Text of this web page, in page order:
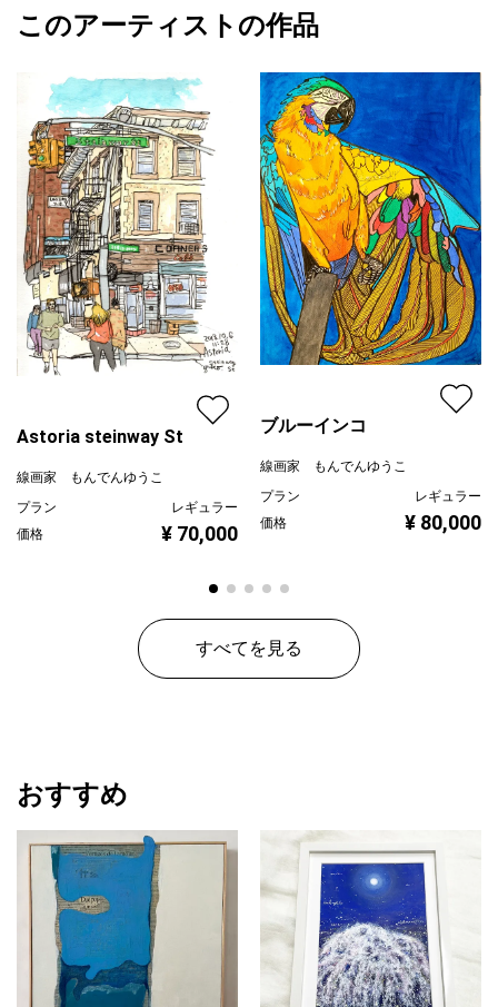
カラー
青
ジャンル
風景画
配送目安
二週間以内
完成後フィキサチーフでスプレー保護した後、グロスバーニッシ
【詳細情報】
キャンバス 20号サイズ
作品証明書 あり
額装 なし
線画家 もんでんゆうこ
このアーティストの作品
Astoria steinway St
線画家 もんでんゆうこ
プラン
レギュラー
価格
¥ 70,000
ブルーインコ
線画家 もんでんゆうこ
プラン
レギュラー
価格
¥ 80,000
すべてを見る
おすすめ